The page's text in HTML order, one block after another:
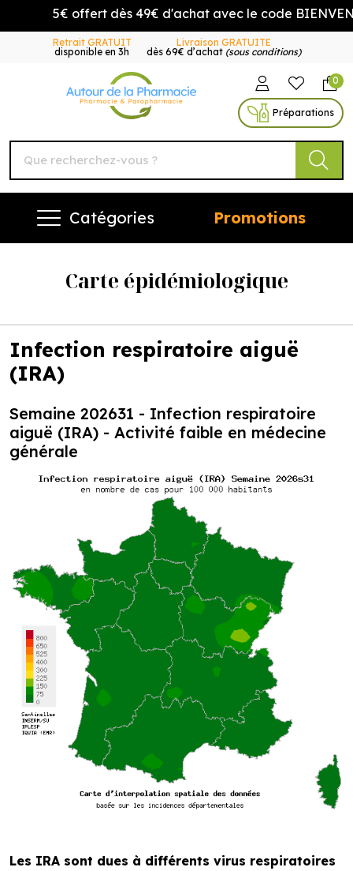
5€ offert dès 49€ d'achat avec le code BIENVENUE5
Retrait GRATUIT
disponible en 3h
Livraison GRATUITE
dès 69€ d’achat (sous conditions)
Autour de la Pharmacie
0
Préparations
Catégories Promotions
Carte épidémiologique
Infection respiratoire aiguë
(IRA)
Semaine 202631 - Infection respiratoire
aiguë (IRA) - Activité faible en médecine
générale
Les IRA sont dues à différents virus respiratoires